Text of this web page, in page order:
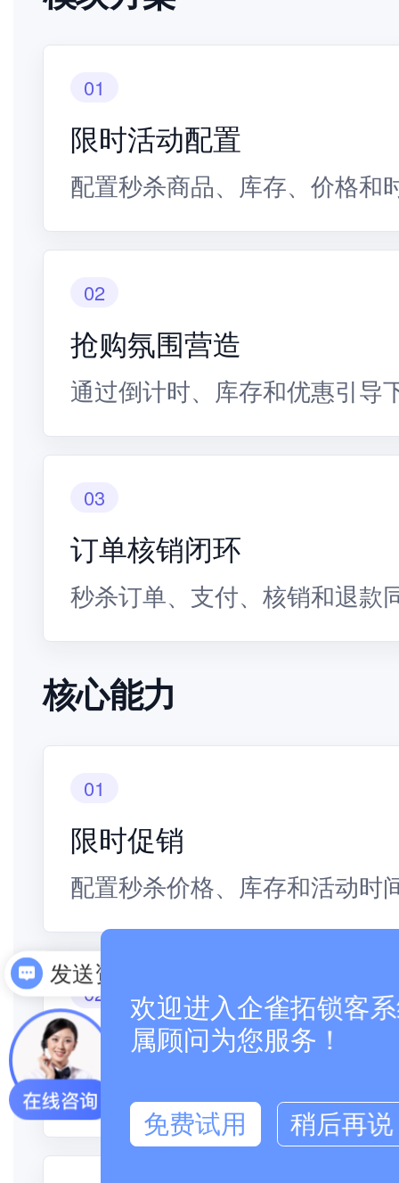
01
限时活动配置
配置秒杀商品、库存、价格和
02
抢购氛围营造
通过倒计时、库存和优惠引导
03
订单核销闭环
秒杀订单、支付、核销和退款
核心能力
01
限时促销
配置秒杀价格、库存和活动时
02
库存控制
限量库存和订单状态实时管理
发送资料
欢迎进入企雀拓锁客
属顾问为您服务！
免费试用 稍后再说